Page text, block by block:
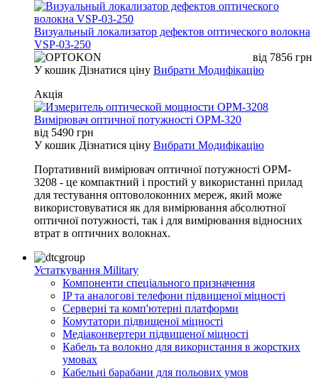
Визуальный локализатор дефектов оптического волокна
VSP-03-250
від 7856 грн
У кошик Дізнатися ціну Вибрати Модифікацію
Акція
Вимірювач оптичної потужності OPM-320
від 5490 грн
У кошик Дізнатися ціну Вибрати Модифікацію
Портативний вимірювач оптичної потужності OPM-
3208 - це компактний і простий у використанні прилад
для тестування оптоволоконних мереж, який може
використовуватися як для вимірювання абсолютної
оптичної потужності, так і для вимірювання відносних
втрат в оптичних волокнах.
Устаткування Military
Компоненти спеціального призначення
IP та аналогові телефони підвищеної міцності
Серверні та комп'ютерні платформи
Комутатори підвищеної міцності
Медіаконвертери підвищеної міцності
Кабель та волокно для використання в жорстких
умовах
Кабельні барабани для польових умов